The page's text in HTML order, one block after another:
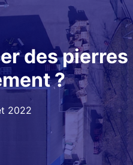
des pierres
?
2022